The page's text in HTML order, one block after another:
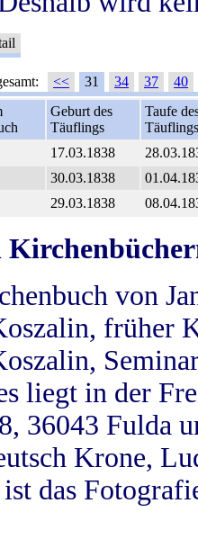
<< 31 34 37
40
Geburt des
Täuflings
Taufe
Täuflings
17.03.1838
30.03.1838
29.03.1838
von
früher
liegt in der
36043 Fulda
Krone,
das